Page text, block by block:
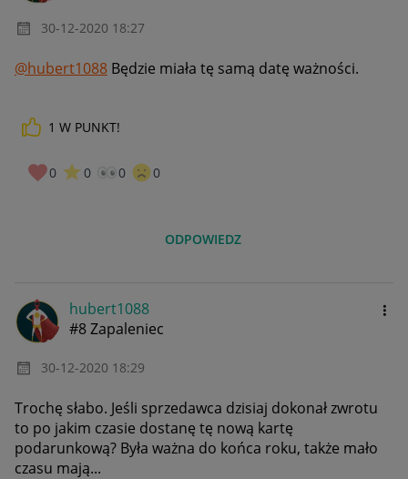
‎30-12-2020 18:27
@hubert1088 Będzie miała tę samą datę ważności.
1 W PUNKT!
0 0 0 0
ODPOWIEDZ
hubert1088
#8 Zapaleniec
‎30-12-2020 18:29
Trochę słabo. Jeśli sprzedawca dzisiaj dokonał zwrotu
to po jakim czasie dostanę tę nową kartę
podarunkową? Była ważna do końca roku, także mało
czasu mają...